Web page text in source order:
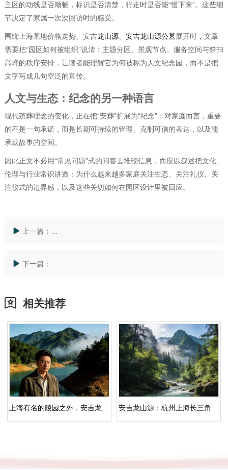
主区的动线是否顺畅，标识是否清楚，行走时是否能“慢下来”。这些细
节决定了家属一次次回访时的感受。
围绕上海墓地价格走势、安吉龙山源、 安吉龙山源公墓展开时，文章
需要把“园区如何被组织”说清：主题分区、景观节点、服务空间与祭扫
高峰的秩序安排，让读者能理解它为何被称为人文纪念园，而不是把
文字写成几句空泛的宣传。
人文与生态：纪念的另一种语言
现代殡葬理念的变化，正在把“安葬”扩展为“纪念”：对家庭而言，重要
的不是一句承诺，而是长期可持续的管理、克制可信的表达，以及能
承载故事的空间。
因此正文不必用“常见问题”式的问答去堆砌信息，而应以叙述把文化、
伦理与行业常识讲透：为什么越来越多家庭关注生态、关注礼仪、关
注仪式的边界感，以及这些关切如何在园区设计里被回应。
上一篇： 从「普通的墓地价格表」读懂龙山源：人文纪念园的空
下一篇： 「公墓价格多少」与更近的选择：丘陵竹林环境里的人
相关推荐
上海有名的陵园之外，安吉龙山源：丘陵竹林里的更近选择 安吉龙山源：杭州上海长三角人文纪念园，生态安葬于浙北青绿间